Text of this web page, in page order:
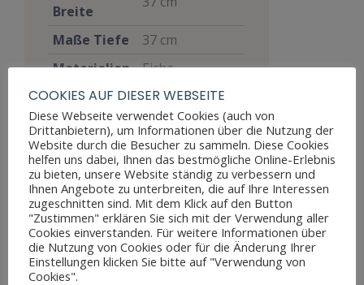
Breite
Maße Tiefe
37 cm
Materialien
Eiche
Stil
Jugendstil
Zustand
Gut, voll
funktionsfähig,
zeigt aber
Altersspuren
durch
Abnutzungen
Preis
180 €
COOKIES AUF DIESER WEBSEITE
Diese Webseite verwendet Cookies (auch von
Drittanbietern), um Informationen über die Nutzung der
Website durch die Besucher zu sammeln. Diese Cookies
helfen uns dabei, Ihnen das bestmögliche Online-Erlebnis
zu bieten, unsere Website ständig zu verbessern und
Ihnen Angebote zu unterbreiten, die auf Ihre Interessen
zugeschnitten sind. Mit dem Klick auf den Button
"Zustimmen" erklären Sie sich mit der Verwendung aller
Cookies einverstanden. Für weitere Informationen über
die Nutzung von Cookies oder für die Änderung Ihrer
Einstellungen klicken Sie bitte auf "Verwendung von
Cookies".